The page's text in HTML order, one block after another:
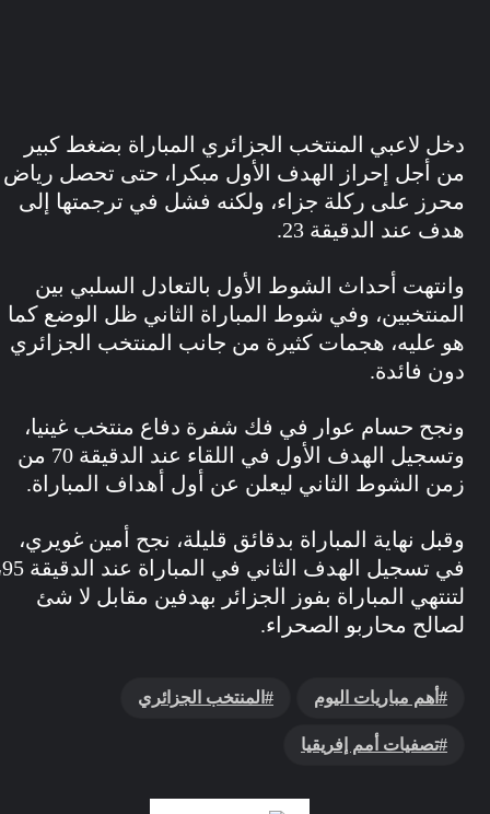
لاعبي المنتخب الجزائري المباراة بضغط كبير
أجل إحراز الهدف الأول مبكرا، حتى تحصل رياض
على ركلة جزاء، ولكنه فشل في ترجمتها إلى
عند الدقيقة 23.
أحداث الشوط الأول بالتعادل السلبي بين
وفي شوط المباراة الثاني ظل الوضع كما
عليه، هجمات كثيرة من جانب المنتخب الجزائري
فائدة.
حسام عوار في فك شفرة دفاع منتخب غينيا،
وتسجيل الهدف الأول في اللقاء عند الدقيقة 70 من
الشوط الثاني ليعلن عن أول أهداف المباراة.
نهاية المباراة بدقائق قليلة، نجح أمين غويري،
في تسجيل الهدف الثاني في المباراة عند الدقيقة 95،
المباراة بفوز الجزائر بهدفين مقابل لا شئ
محاربو الصحراء.
أهم مباريات اليوم المنتخب الجزائري
تصفيات أمم إفريقيا